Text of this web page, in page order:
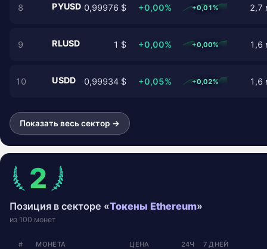
8 PYUSD 0,99976 $ +0,00% +0,01% 2,7
9 RLUSD 1 $ +0,00% +0,00% 1,6
10 USDD 0,99934 $ +0,05% +0,02% 1,6
Показать весь сектор →
2
Позиция в секторе «Токены Ethereum»
из 100 монет
# МОНЕТА ЦЕНА 24Ч 7 ДНЕЙ